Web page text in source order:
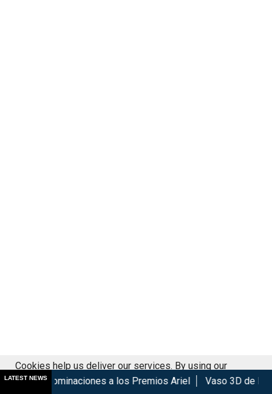
LATEST NEWS a los Premios Ariel Vaso 3D de Moana llega a
Cookies help us deliver our services. By using our
services, you agree to our use of cookies.
Got it